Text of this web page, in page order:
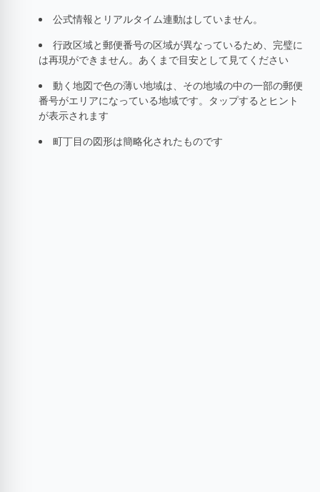
公式情報とリアルタイム連動はしていません。
行政区域と郵便番号の区域が異なっているため、完璧に
は再現ができません。あくまで目安として見てください
動く地図で色の薄い地域は、その地域の中の一部の郵便
番号がエリアになっている地域です。タップするとヒント
が表示されます
町丁目の図形は簡略化されたものです